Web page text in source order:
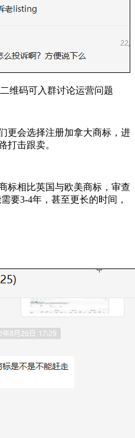
维码可入群讨论运营问题
更会选择注册加拿大商标，进
打击跟卖。
标相比英国与欧美商标，审查
要3-4年，甚至更长的时间，